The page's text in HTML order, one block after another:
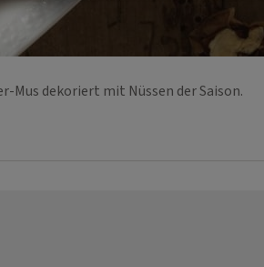
dekoriert mit Nüssen der Saison.